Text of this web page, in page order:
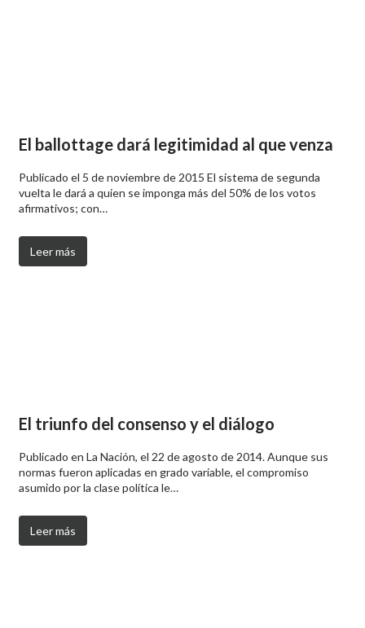
El ballottage dará legitimidad al que venza
Publicado el 5 de noviembre de 2015 El sistema de segunda
vuelta le dará a quien se imponga más del 50% de los votos
afirmativos; con…
Leer más
El triunfo del consenso y el diálogo
Publicado en La Nación, el 22 de agosto de 2014. Aunque sus
normas fueron aplicadas en grado variable, el compromiso
asumido por la clase política le…
Leer más